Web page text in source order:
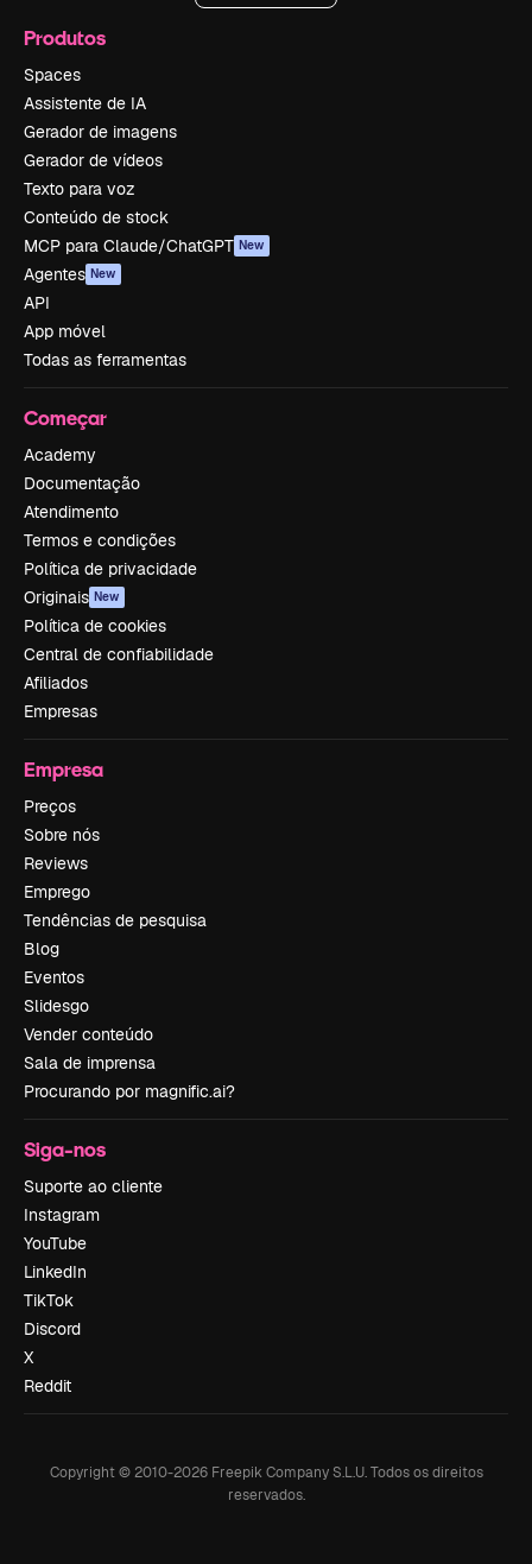
Produtos
Spaces
Assistente de IA
Gerador de imagens
Gerador de vídeos
Texto para voz
Conteúdo de stock
MCP para Claude/ChatGPT New
Agentes New
API
App móvel
Todas as ferramentas
Começar
Academy
Documentação
Atendimento
Termos e condições
Política de privacidade
Originais New
Política de cookies
Central de confiabilidade
Afiliados
Empresas
Empresa
Preços
Sobre nós
Reviews
Emprego
Tendências de pesquisa
Blog
Eventos
Slidesgo
Vender conteúdo
Sala de imprensa
Procurando por magnific.ai?
Siga-nos
Suporte ao cliente
Instagram
YouTube
LinkedIn
TikTok
Discord
X
Reddit
Copyright © 2010-2026Freepik Company S.L.U. Todos os direitos
reservados.